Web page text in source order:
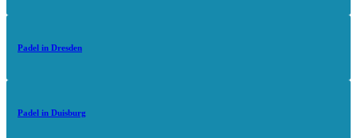
Padel in Dresden
Padel in Duisburg